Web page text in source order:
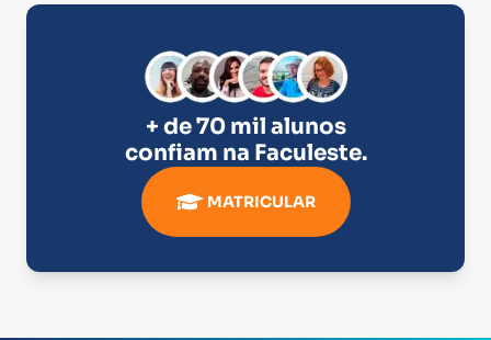
+ de 70 mil alunos
confiam na Faculeste.
MATRICULAR